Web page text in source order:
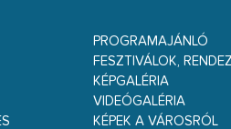
PROGRAMAJÁNLÓ
FESZTIVÁLOK,
KÉPGALÉRIA
VIDEÓGALÉRIA
KÉPEK A VÁROSRÓL